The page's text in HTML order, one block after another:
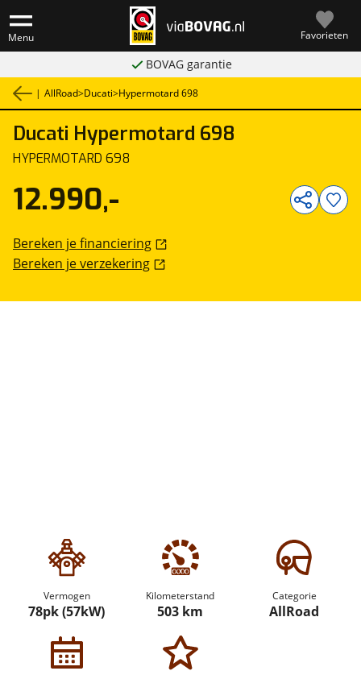
Menu Favorieten
BOVAG garantie
| AllRoad>Ducati>Hypermotard 698
Ducati Hypermotard 698
HYPERMOTARD 698
Vermogen
78pk (57kW)
Kilometerstand
503 km
Categorie
AllRoad
12.990,-
Bereken je financiering
Bereken je verzekering